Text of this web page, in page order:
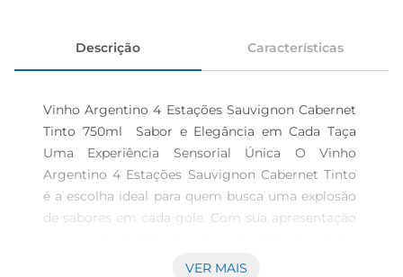
Descrição Características
Vinho Argentino 4 Estações Sauvignon Cabernet
Tinto 750ml  Sabor e Elegância em Cada Taça
Uma Experiência Sensorial Única O Vinho
Argentino 4 Estações Sauvignon Cabernet Tinto
é a escolha ideal para quem busca uma explosão
de sabores em cada gole. Com sua apresentação
para acompanhar momentos especiais ou para
VER MAIS